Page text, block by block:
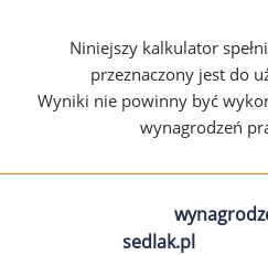
Niniejszy kalkulator
przeznaczony jest do
Wyniki nie powinny być
wynagrodzeń
sedlak.pl